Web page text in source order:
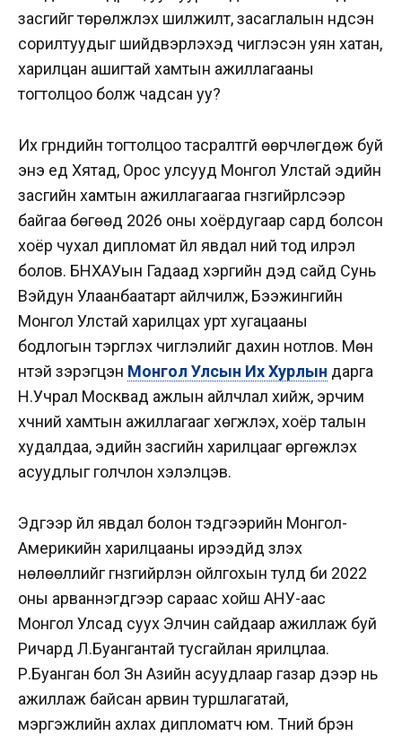
засгийг төрөлжүүлэх шилжилт, засаглалын үндсэн
сорилтуудыг шийдвэрлэхэд чиглэсэн уян хатан,
харилцан ашигтай хамтын ажиллагааны
тогтолцоо болж чадсан уу?
Их гүрнүүдийн тогтолцоо тасралтгүй өөрчлөгдөж буй
энэ үед Хятад, Орос улсууд Монгол Улстай эдийн
засгийн хамтын ажиллагаагаа гүнзгийрүүлсээр
байгаа бөгөөд 2026 оны хоёрдугаар сард болсон
хоёр чухал дипломат үйл явдал үүний тод илрэл
болов. БНХАУын Гадаад хэргийн дэд сайд Сунь
Вэйдун Улаанбаатарт айлчилж, Бээжингийн
Монгол Улстай харилцах урт хугацааны
бодлогын тэргүүлэх чиглэлийг дахин нотлов. Мөн
үүнтэй зэрэгцэн Монгол Улсын Их Хурлын дарга
Н.Учрал Москвад ажлын айлчлал хийж, эрчим
хүчний хамтын ажиллагааг хөгжүүлэх, хоёр талын
худалдаа, эдийн засгийн харилцааг өргөжүүлэх
асуудлыг голчлон хэлэлцэв.
Эдгээр үйл явдал болон тэдгээрийн Монгол-
Америкийн харилцааны ирээдүйд үзүүлэх
нөлөөллийг гүнзгийрүүлэн ойлгохын тулд би 2022
оны арваннэгдүгээр сараас хойш АНУ-аас
Монгол Улсад суух Элчин сайдаар ажиллаж буй
Ричард Л.Буангантай тусгайлан ярилцлаа.
Р.Буанган бол Зүүн Азийн асуудлаар газар дээр нь
ажиллаж байсан арвин туршлагатай,
мэргэжлийн ахлах дипломатч юм. Түүний бүрэн